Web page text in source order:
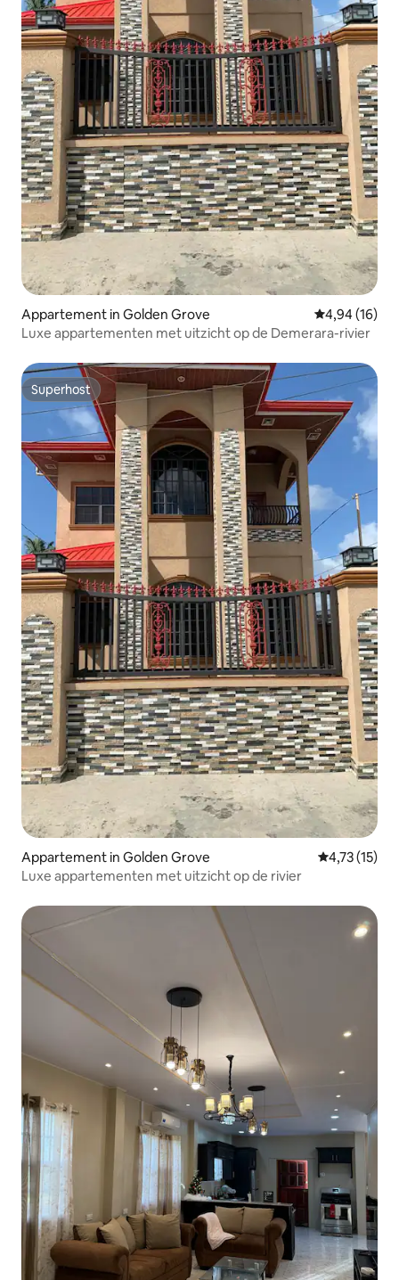
Appartement in Golden Grove Gemiddelde
4,94 (16)
Luxe appartementen met uitzicht op de Demerara-rivier
Superhost
Superhost
Appartement in Golden Grove Gemiddelde
4,73 (15)
Luxe appartementen met uitzicht op de rivier